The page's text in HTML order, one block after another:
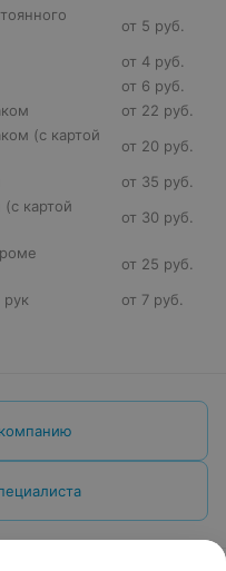
от 5 руб.
от 4 руб.
от 6 руб.
от 22 руб.
(с картой
от 20 руб.
от 35 руб.
картой
от 30 руб.
от 25 руб.
от 7 руб.